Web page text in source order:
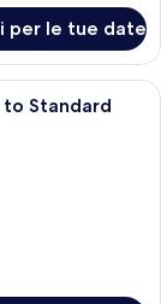
per le tue date
con un
to Standard